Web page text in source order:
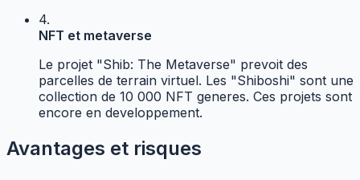
4.
NFT et metaverse
Le projet "Shib: The Metaverse" prevoit des
parcelles de terrain virtuel. Les "Shiboshi" sont une
collection de 10 000 NFT generes. Ces projets sont
encore en developpement.
Avantages et risques